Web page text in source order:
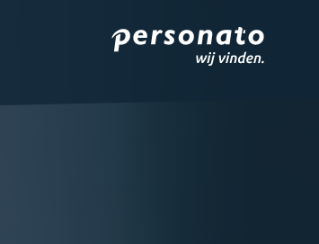
ONZE DIENSTEN